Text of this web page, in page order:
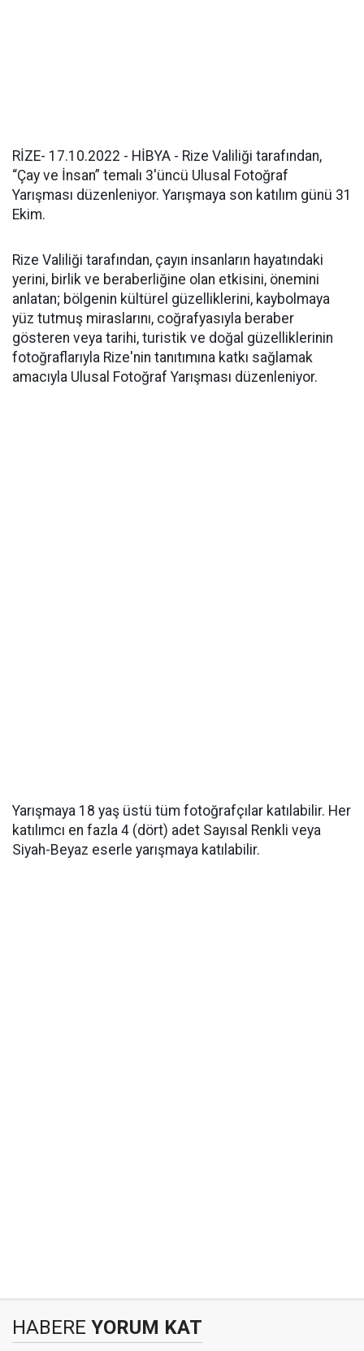
RİZE- 17.10.2022 - HİBYA - Rize Valiliği tarafından,
“Çay ve İnsan” temalı 3'üncü Ulusal Fotoğraf
Yarışması düzenleniyor. Yarışmaya son katılım günü 31
Ekim.
Rize Valiliği tarafından, çayın insanların hayatındaki
yerini, birlik ve beraberliğine olan etkisini, önemini
anlatan; bölgenin kültürel güzelliklerini, kaybolmaya
yüz tutmuş miraslarını, coğrafyasıyla beraber
gösteren veya tarihi, turistik ve doğal güzelliklerinin
fotoğraflarıyla Rize'nin tanıtımına katkı sağlamak
amacıyla Ulusal Fotoğraf Yarışması düzenleniyor.
Yarışmaya 18 yaş üstü tüm fotoğrafçılar katılabilir. Her
katılımcı en fazla 4 (dört) adet Sayısal Renkli veya
Siyah-Beyaz eserle yarışmaya katılabilir.
HABERE YORUM KAT